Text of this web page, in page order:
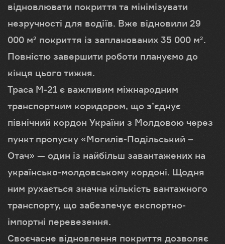
відновлювати покриття та мінімізувати
незручності для водіїв. Вже відновили 29
000 м² покриття із запланованих 35 000 м².
Повністю завершити роботи плануємо до
кінця цього тижня.
Траса М-21 є важливим міжнародним
транспортним коридором, що з’єднує
північний кордон України з Молдовою через
пункт пропуску «Могилів-Подільський –
Отач» — один із найбільш завантажених на
українсько-молдовському кордоні. Щодня
ним рухається значна кількість вантажного
транспорту, що забезпечує експортно-
імпортні перевезення.
Своєчасне відновлення покриття дозволяє